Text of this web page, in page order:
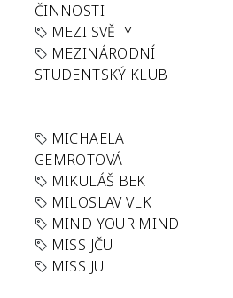
ČINNOSTI
MEZI SVĚTY
MEZINÁRODNÍ
STUDENTSKÝ KLUB
MICHAELA
GEMROTOVÁ
MIKULÁŠ BEK
MILOSLAV VLK
MIND YOUR MIND
MISS JČU
MISS JU